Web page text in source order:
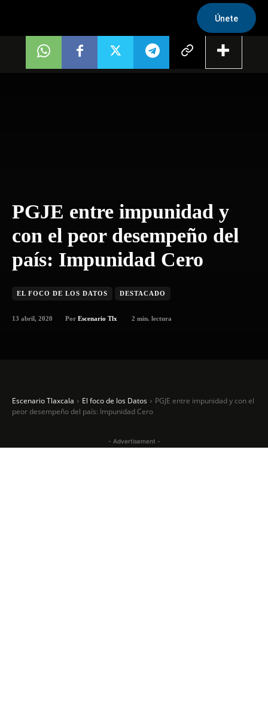
Únete
PGJE entre impunidad y
con el peor desempeño del
país: Impunidad Cero
EL FOCO DE LOS DATOS DESTACADO
13 abril, 2020 Por Escenario Tlx 2 min. lectura
Escenario Tlaxcala El foco de los Datos
PGJE entre impunidad y con el
peor desempeño del país: Impunidad Cero
- Advertisement -